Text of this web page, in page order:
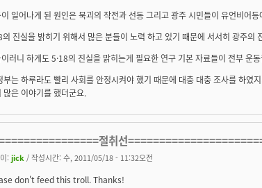
일어나게 된 원인은 북괴의 작전과 선동 그리고 광주 시민들이 유언비어
의 진실을 밝히기 위해서 많은 분들이 노력 하고 있기 때문에 서서히 광주의
러니 하게도 5·18의 진실을 밝히는게 필요한 연구 기본 자료들이 전부 운
부는 하루라도 빨리 사회를 안정시켜야 했기 때문에 대충 대충 조사를 하였
많은 이야기를 했더군요.
절취선
: jick / 작성시간: 수, 2011/05/18 - 11:32오전
don't feed this troll. Thanks!